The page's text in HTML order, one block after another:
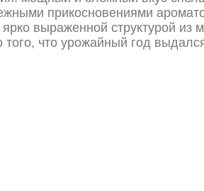
прикосновениями
выраженной структурой из
того, что урожайный год